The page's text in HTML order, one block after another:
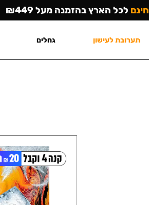
חינם לכל הארץ בהזמנה מעל ₪449
תערובת לעישון גחלים